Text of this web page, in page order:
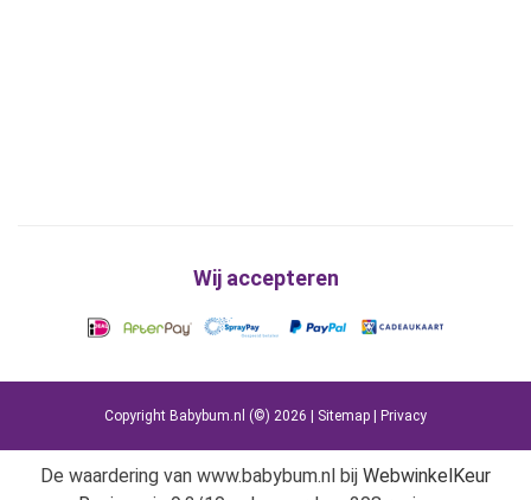
Wij accepteren
Copyright Babybum.nl (©) 2026 | Sitemap | Privacy
De waardering van www.babybum.nl bij WebwinkelKeur